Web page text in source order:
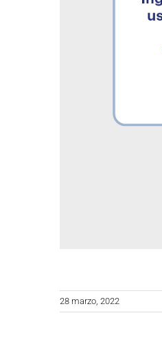
28 marzo, 2022